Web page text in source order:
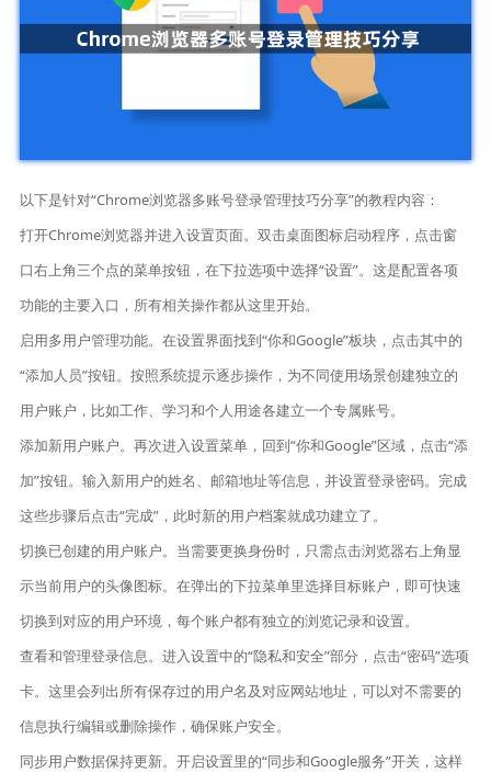
以下是针对“Chrome浏览器多账号登录管理技巧分享”的教程内容：
打开Chrome浏览器并进入设置页面。双击桌面图标启动程序，点击窗
口右上角三个点的菜单按钮，在下拉选项中选择“设置”。这是配置各项
功能的主要入口，所有相关操作都从这里开始。
启用多用户管理功能。在设置界面找到“你和Google”板块，点击其中的
“添加人员”按钮。按照系统提示逐步操作，为不同使用场景创建独立的
用户账户，比如工作、学习和个人用途各建立一个专属账号。
添加新用户账户。再次进入设置菜单，回到“你和Google”区域，点击“添
加”按钮。输入新用户的姓名、邮箱地址等信息，并设置登录密码。完成
这些步骤后点击“完成”，此时新的用户档案就成功建立了。
切换已创建的用户账户。当需要更换身份时，只需点击浏览器右上角显
示当前用户的头像图标。在弹出的下拉菜单里选择目标账户，即可快速
切换到对应的用户环境，每个账户都有独立的浏览记录和设置。
查看和管理登录信息。进入设置中的“隐私和安全”部分，点击“密码”选项
卡。这里会列出所有保存过的用户名及对应网站地址，可以对不需要的
信息执行编辑或删除操作，确保账户安全。
同步用户数据保持更新。开启设置里的“同步和Google服务”开关，这样